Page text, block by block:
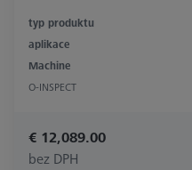
typ produktu
aplikace
Machine
O-INSPECT
€ 12,089.00
bez DPH